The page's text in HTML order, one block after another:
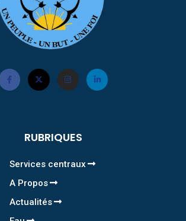
RUBRIQUES
Services centraux
A Propos
Actualités